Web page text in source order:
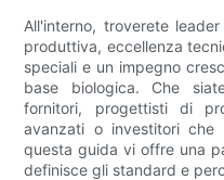
All'interno, troverete
produttiva, eccellenza
speciali e un impegno
base biologica. Che
fornitori, progettisti di
avanzati o investitori che
questa guida vi offre una
definisce gli standard e